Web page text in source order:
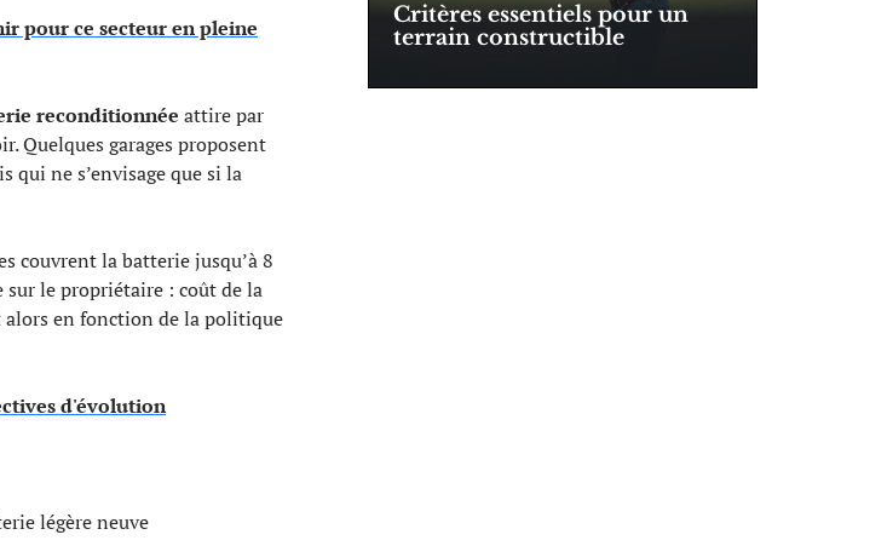
pour ce secteur en pleine
reconditionnée attire par
Quelques garages proposent
qui ne s’envisage que si la
couvrent la batterie jusqu’à 8
sur le propriétaire : coût de la
en fonction de la politique
d'évolution
légère neuve
Critères essentiels pour un
terrain constructible